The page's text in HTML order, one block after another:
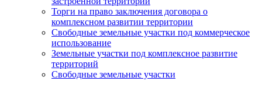
Торги на право заключения договора о
комплексном развитии территории
Свободные земельные участки под коммерческое
использование
Земельные участки под комплексное развитие
территорий
Свободные земельные участки